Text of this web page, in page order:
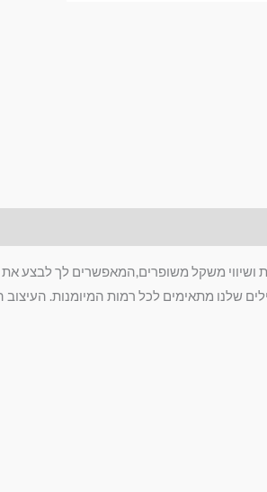
ושיווי משקל משופרים,המאפשרים לך לבצע
שלנו מתאימים לכל רמות המיומנות.